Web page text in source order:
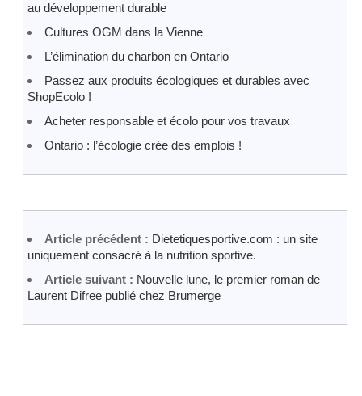
au développement durable
Cultures OGM dans la Vienne
L’élimination du charbon en Ontario
Passez aux produits écologiques et durables avec
ShopEcolo !
Acheter responsable et écolo pour vos travaux
Ontario : l’écologie crée des emplois !
Article précédent : Dietetiquesportive.com : un site
uniquement consacré à la nutrition sportive.
Article suivant : Nouvelle lune, le premier roman de
Laurent Difree publié chez Brumerge